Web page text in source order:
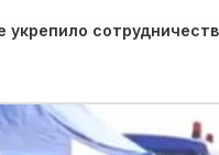
укрепило